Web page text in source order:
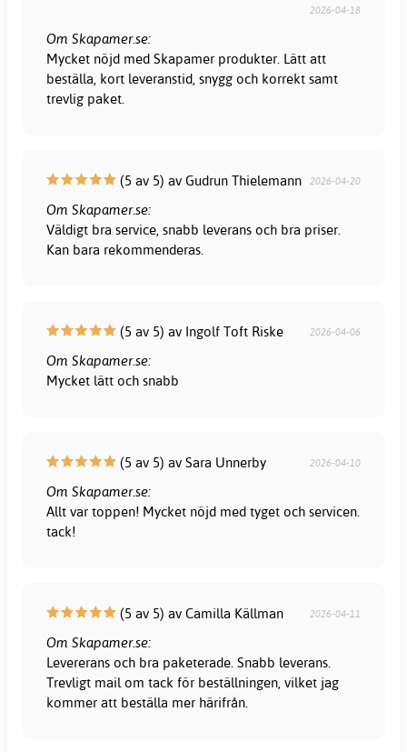
2026-04-18
Om Skapamer.se:
Mycket nöjd med Skapamer produkter. Lätt att
beställa, kort leveranstid, snygg och korrekt samt
trevlig paket.
(5 av 5) av Gudrun Thielemann 2026-04-20
Om Skapamer.se:
Väldigt bra service, snabb leverans och bra priser.
Kan bara rekommenderas.
(5 av 5) av Ingolf Toft Riske 2026-04-06
Om Skapamer.se:
Mycket lätt och snabb
(5 av 5) av Sara Unnerby 2026-04-10
Om Skapamer.se:
Allt var toppen! Mycket nöjd med tyget och servicen.
tack!
(5 av 5) av Camilla Källman 2026-04-11
Om Skapamer.se:
Levererans och bra paketerade. Snabb leverans.
Trevligt mail om tack för beställningen, vilket jag
kommer att beställa mer härifrån.